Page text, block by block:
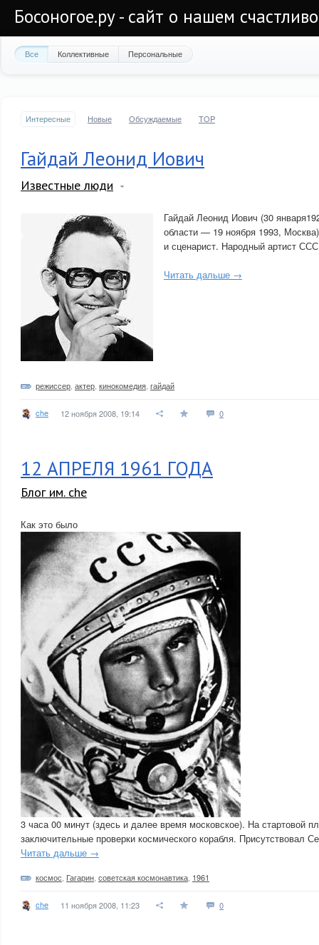
Босоногое.ру - сайт о нашем
Все Коллективные Персональные
Интересные Новые Обсуждаемые TOP
Гайдай Леонид Иович
Известные люди
Гайдай Леонид Иович (30
области — 19 ноября 1993,
и сценарист. Народный артист
Читать дальше →
режиссер актер кинокомедия гайдай
che 12 ноября 2008, 19:14 0
12 АПРЕЛЯ 1961 ГОДА
Блог им. che
Как это было
3 часа 00 минут (здесь и далее время московское). На стартовой
заключительные проверки космического корабля. Присутствовал
Читать дальше →
космос Гагарин советская космонавтика 1961
che 11 ноября 2008, 11:23 0